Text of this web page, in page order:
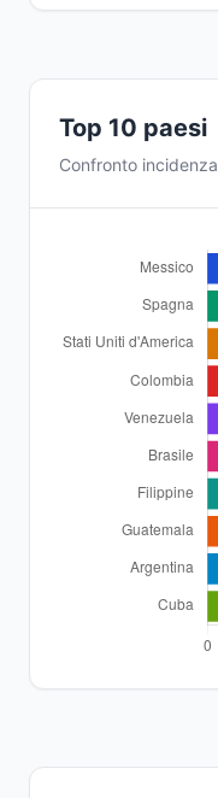
Top 10 paesi
Confronto incidenza